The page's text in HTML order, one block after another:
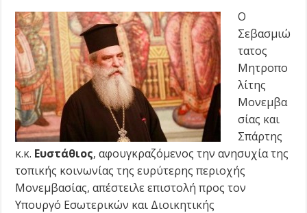
Ο
Σεβασμιώ
τατος
Μητροπο
λίτης
Μονεμβα
σίας και
Σπάρτης
κ.κ. Ευστάθιος, αφουγκραζόμενος την ανησυχία της
τοπικής κοινωνίας της ευρύτερης περιοχής
Μονεμβασίας, απέστειλε επιστολή προς τον
Υπουργό Εσωτερικών και Διοικητικής